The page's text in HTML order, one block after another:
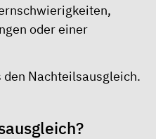
oder einer
Nachteilsausgleich.